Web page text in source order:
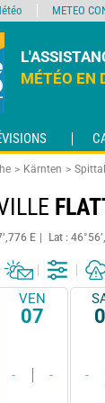
MÉTÉO EN
Kärnten
E Lat :
VEN
07
- - -
METEO